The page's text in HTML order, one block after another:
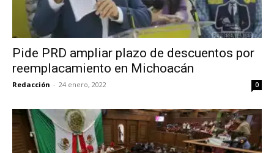
Pide PRD ampliar plazo de descuentos por
reemplacamiento en Michoacán
Redacción - 24 enero, 2022 0